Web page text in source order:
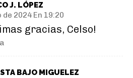
J. LÓPEZ
de 2024 En 19:20
gracias, Celso!
BAJO MIGUELEZ